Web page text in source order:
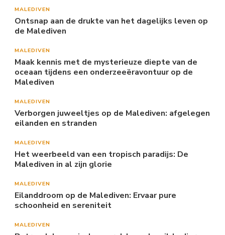
MALEDIVEN
Ontsnap aan de drukte van het dagelijks leven op
de Malediven
MALEDIVEN
Maak kennis met de mysterieuze diepte van de
oceaan tijdens een onderzeeëravontuur op de
Malediven
MALEDIVEN
Verborgen juweeltjes op de Malediven: afgelegen
eilanden en stranden
MALEDIVEN
Het weerbeeld van een tropisch paradijs: De
Malediven in al zijn glorie
MALEDIVEN
Eilanddroom op de Malediven: Ervaar pure
schoonheid en sereniteit
MALEDIVEN